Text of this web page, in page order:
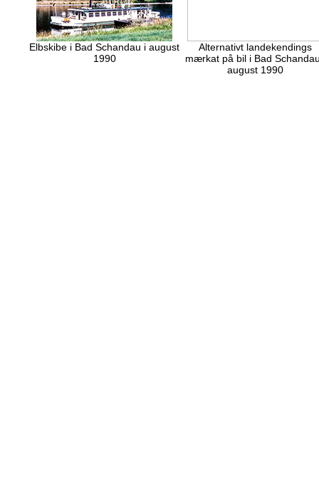
Elbskibe i Bad Schandau i august
1990
Alternativt landekendings
mærkat på bil i Bad
august 1990